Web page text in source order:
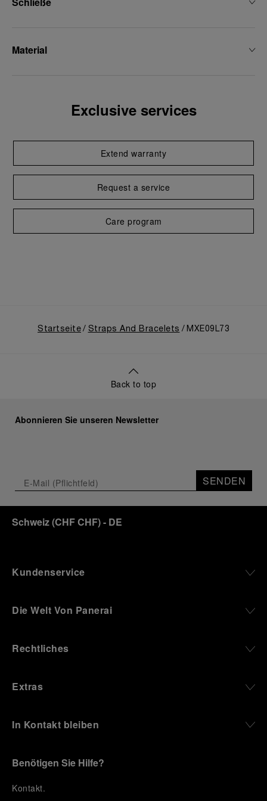
Material
Exclusive services
Extend warranty
Request a service
Care program
Startseite Straps And Bracelets MXE09L73
Back to top
Abonnieren Sie unseren Newsletter
SENDEN
Schweiz(CHF CHF)- DE
Kundenservice
Die Welt Von Panerai
Rechtliches
Extras
In Kontakt bleiben
Benötigen Sie Hilfe?
Kontakt.